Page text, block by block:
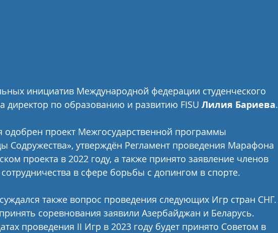
инициатив Международной федерации студенческого
директор по образованию и развитию FISU Лилия Бариева.
одобрен проект Межгосударственной программы
Содружества», утверждён Регламент проведения Марафона
проекта в 2022 году, а также принято заявление членов
в сфере борьбы с допингом в спорте.
также вопрос проведения следующих Игр стран СНГ.
соревнования заявили Азербайджан и Беларусь.
проведения II Игр в 2023 году будет принято Советом в